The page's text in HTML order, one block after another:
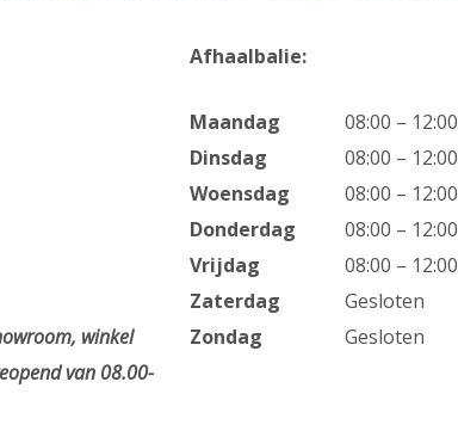
winkel
van 08.00-
Afhaalbalie:
Maandag
Dinsdag
Woensdag
Donderdag
Vrijdag
Zaterdag
Zondag
08:00 – 12:00
08:00 – 12:00
08:00 – 12:00
08:00 – 12:00
08:00 – 12:00
Gesloten
Gesloten